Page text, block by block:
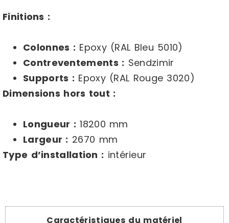
Finitions :
Colonnes : Epoxy (RAL Bleu 5010)
Contreventements : Sendzimir
Supports : Epoxy (RAL Rouge 3020)
Dimensions hors tout :
Longueur : 18200 mm
Largeur : 2670 mm
Type d’installation : intérieur
Caractéristiques du matériel